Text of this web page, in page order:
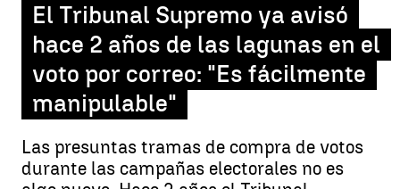
El Tribunal Supremo ya avisó
hace 2 años de las lagunas en el
voto por correo: "Es fácilmente
manipulable"
Las presuntas tramas de compra de votos
durante las campañas electorales no es